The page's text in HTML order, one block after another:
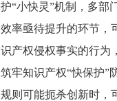
护“小快灵”机制，多部
效率亟待提升的环节，
识产权侵权事实的行为
筑牢知识产权“快保护”
规则可能扼杀创新时，